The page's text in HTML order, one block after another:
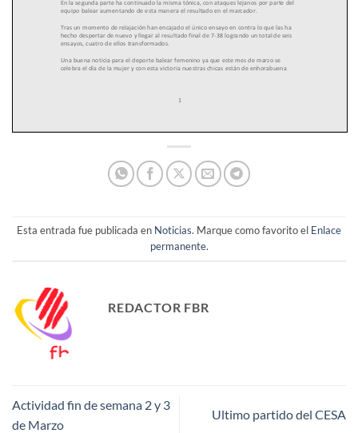
Esta entrada fue publicada en Noticias. Marque como favorito el Enlace
permanente.
REDACTOR FBR
Actividad fin de semana 2 y 3
de Marzo
Ultimo partido del CESA